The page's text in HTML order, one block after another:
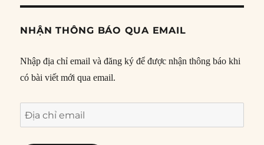
NHẬN THÔNG BÁO QUA EMAIL
Nhập địa chỉ email và đăng ký để được nhận thông báo khi
có bài viết mới qua email.
Địa
chỉ